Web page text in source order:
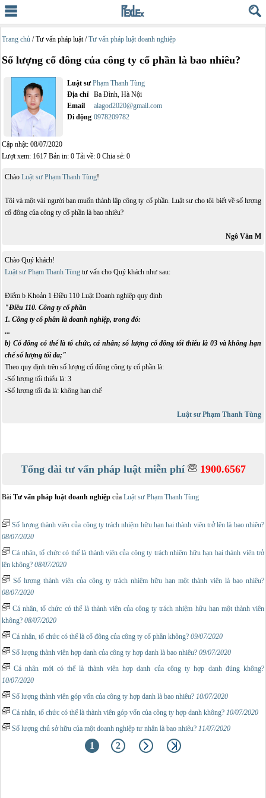
Trang chủ / Tư vấn pháp luật /Tư vấn pháp luật doanh nghiệp
Số lượng cổ đông của công ty cổ phần là bao nhiêu?
Luật sư Phạm Thanh Tùng
Địa chỉ
Ba Đình, Hà Nội
Email
alagod2020@gmail.com
Di động 0978209782
Cập nhật: 08/07/2020
Lượt xem: 1617 Bản in: 0 Tải về: 0 Chia sẻ: 0
Chào Luật sư Phạm Thanh Tùng!
Tôi và một vài người bạn muốn thành lập công ty cổ phần. Luật sư cho tôi biết về số lượng
cổ đông của công ty cổ phần là bao nhiêu?
Ngô Văn M
Chào Quý khách!
Luật sư Phạm Thanh Tùng tư vấn cho Quý khách như sau:
Điểm b Khoản 1 Điều 110 Luật Doanh nghiệp quy định
"Điều 110. Công ty cổ phần
1. Công ty cổ phần là doanh nghiệp, trong đó:
...
b) Cổ đông có thể là tổ chức, cá nhân; số lượng cổ đông tối thiểu là 03 và không hạn
chế số lượng tối đa;"
Theo quy định trên số lượng cổ đông công ty cổ phần là:
-Số lượng tối thiểu là: 3
-Số lượng tối đa là: không hạn chế
Luật sư Phạm Thanh Tùng
Tổng đài tư vấn pháp luật miễn phí 1900.6567
Bài Tư vấn pháp luật doanh nghiệp của Luật sư Phạm Thanh Tùng
Số lượng thành viên của công ty trách nhiệm hữu hạn hai thành viên trở lên là bao nhiêu?
08/07/2020
Cá nhân, tổ chức có thể là thành viên của công ty trách nhiệm hữu hạn hai thành viên trở
lên không? 08/07/2020
Số lượng thành viên của công ty trách nhiệm hữu hạn một thành viên là bao nhiêu?
08/07/2020
Cá nhân, tổ chức có thể là thành viên của công ty trách nhiệm hữu hạn một thành viên
không? 08/07/2020
Cá nhân, tổ chức có thể là cổ đông của công ty cổ phần không? 09/07/2020
Số lượng thành viên hợp danh của công ty hợp danh là bao nhiêu? 09/07/2020
Cá nhân mới có thể là thành viên hợp danh của công ty hợp danh đúng không?
10/07/2020
Số lượng thành viên góp vốn của công ty hợp danh là bao nhiêu? 10/07/2020
Cá nhân, tổ chức có thể là thành viên góp vốn của công ty hợp danh không? 10/07/2020
Số lượng chủ sở hữu của một doanh nghiệp tư nhân là bao nhiêu? 11/07/2020
1 2